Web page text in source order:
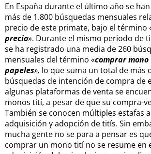
En España durante el último año se
más de 1.800 búsquedas mensuales
precio de este primate, bajo el término
precio». Durante el mismo periodo de
se ha registrado una media de 260
mensuales del término «comprar
papeles», lo que suma un total de más
búsquedas de intención de compra de
algunas plataformas de venta se
monos tití, a pesar de que su compra-
También se conocen múltiples estafas
adquisición y adopción de titís. Sin
mucha gente no se para a pensar es
comprar un mono tití no se resume en